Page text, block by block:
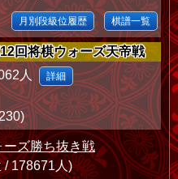
月別段級位履歴 棋譜一覧
回将棋ウォーズ天帝戦
人 詳細
ズ勝ち抜き戦
/ 178671人)